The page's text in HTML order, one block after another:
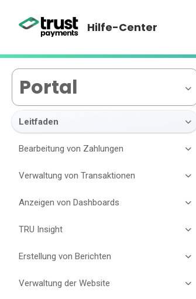
Hilfe-Center
Portal
Leitfaden
Bearbeitung von Zahlungen
Verwaltung von Transaktionen
Anzeigen von Dashboards
TRU Insight
Erstellung von Berichten
Verwaltung der Website